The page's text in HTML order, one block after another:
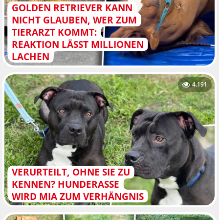
GOLDEN RETRIEVER KANN
NICHT GLAUBEN, WER ZUM
TIERARZT KOMMT:
REAKTION LÄSST MILLIONEN
LACHEN
VERURTEILT, OHNE SIE ZU
KENNEN? HUNDERASSE
WIRD MIA ZUM VERHÄNGNIS
4.191